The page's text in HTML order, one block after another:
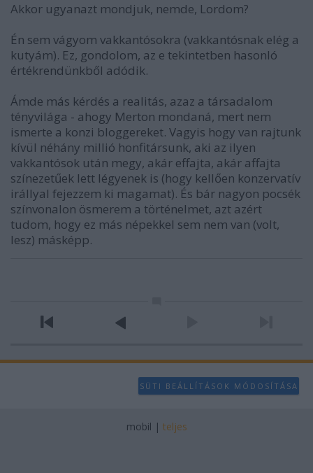
Akkor ugyanazt mondjuk, nemde, Lordom?
Én sem vágyom vakkantósokra (vakkantósnak elég a
kutyám). Ez, gondolom, az e tekintetben hasonló
értékrendünkből adódik.
Ámde más kérdés a realitás, azaz a társadalom
tényvilága - ahogy Merton mondaná, mert nem
ismerte a konzi bloggereket. Vagyis hogy van rajtunk
kívül néhány millió honfitársunk, aki az ilyen
vakkantósok után megy, akár effajta, akár affajta
színezetűek lett légyenek is (hogy kellően konzervatív
irállyal fejezzem ki magamat). És bár nagyon pocsék
színvonalon ösmerem a történelmet, azt azért
tudom, hogy ez más népekkel sem nem van (volt,
lesz) másképp.
SÜTI BEÁLLÍTÁSOK MÓDOSÍTÁSA
mobil | teljes